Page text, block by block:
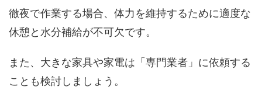
徹夜で作業する場合、体力を維持するために適度な
休憩と水分補給が不可欠です。
また、大きな家具や家電は「専門業者」に依頼する
ことも検討しましょう。